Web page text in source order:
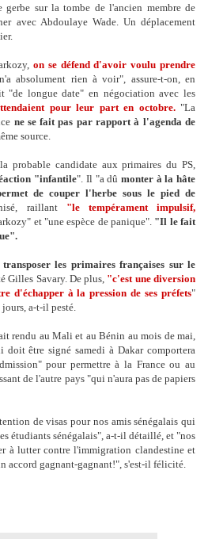
gerbe sur la tombe de l'ancien membre de
avec Abdoulaye Wade. Un déplacement
on se défend d'avoir voulu prendre
absolument rien à voir", assure-t-on, en
"de longue date" en négociation avec les
pour leur part en octobre."La
ne se fait pas par rapport à l'agenda de
source.
probable candidate aux primaires du PS,
"infantile". Il "a dû monter à la hâte
de couper l'herbe sous le pied de
raillant"le tempérament impulsif,
et "une espèce de panique". "Il le fait
transposer les primaires françaises sur le
Gilles Savary. De plus, "c'est une diversion
d'échapper à la pression de ses préfets"
jours, a-t-il pesté.
rendu au Mali et au Bénin au mois de mai,
être signé samedi à Dakar comportera
pour permettre à la France ou au
de l'autre pays "qui n'aura pas de papiers
de visas pour nos amis sénégalais qui
étudiants sénégalais", a-t-il détaillé, et "nos
à lutter contre l'immigration clandestine et
accord gagnant-gagnant!", s'est-il félicité.